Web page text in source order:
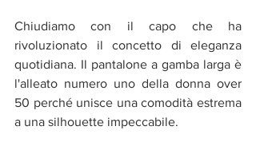
Chiudiamo con il capo che ha
rivoluzionato il concetto di eleganza
quotidiana. Il pantalone a gamba larga è
l'alleato numero uno della donna over
50 perché unisce una comodità estrema
a una silhouette impeccabile.